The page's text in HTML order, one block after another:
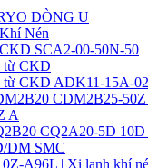
DÒNG U
Nén
SCA2-00-50N-50
từ CKD
từ CKD ADK11-15A-
CDM2B25-50Z
A
CQ2A20-5D
DM SMC
A96L | Xi lanh khí